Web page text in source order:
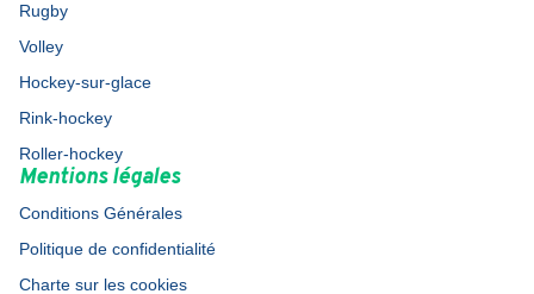
Rugby
Volley
Hockey-sur-glace
Rink-hockey
Roller-hockey
Mentions légales
Conditions Générales
Politique de confidentialité
Charte sur les cookies